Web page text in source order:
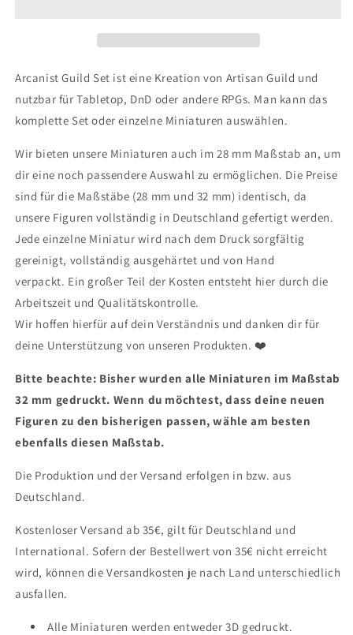
Arcanist Guild Set ist eine Kreation von Artisan Guild und
nutzbar für Tabletop, DnD oder andere RPGs. Man kann das
komplette Set oder einzelne Miniaturen auswählen.
Wir bieten unsere Miniaturen auch im 28 mm Maßstab an, um
dir eine noch passendere Auswahl zu ermöglichen. Die Preise
sind für die Maßstäbe (28 mm und 32 mm) identisch, da
unsere Figuren vollständig in Deutschland gefertigt werden.
Jede einzelne Miniatur wird nach dem Druck sorgfältig
gereinigt, vollständig ausgehärtet und von Hand
verpackt. Ein großer Teil der Kosten entsteht hier durch die
Arbeitszeit und Qualitätskontrolle.
Wir hoffen hierfür auf dein Verständnis und danken dir für
deine Unterstützung von unseren Produkten. ❤
Bitte beachte: Bisher wurden alle Miniaturen im Maßstab
32 mm gedruckt. Wenn du möchtest, dass deine neuen
Figuren zu den bisherigen passen, wähle am besten
ebenfalls diesen Maßstab.
Die Produktion und der Versand erfolgen in bzw. aus
Deutschland.
Kostenloser Versand ab 35€, gilt für Deutschland und
International. Sofern der Bestellwert von 35€ nicht erreicht
wird, können die Versandkosten je nach Land unterschiedlich
ausfallen.
Alle Miniaturen werden entweder 3D gedruckt.